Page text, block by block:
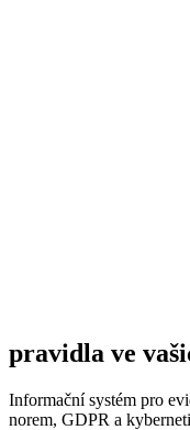
pravidla ve
Informační systém pro
norem, GDPR a